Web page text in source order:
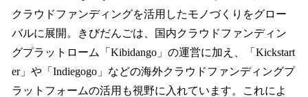
クラウドファンディングを活用したモノづくりをグロー
バルに展開。きびだんごは、国内クラウドファンディン
グプラットローム「Kibidango」の運営に加え、「Kickstart
er」や「Indiegogo」などの海外クラウドファンディングプ
ラットフォームの活用も視野に入れています。これによ